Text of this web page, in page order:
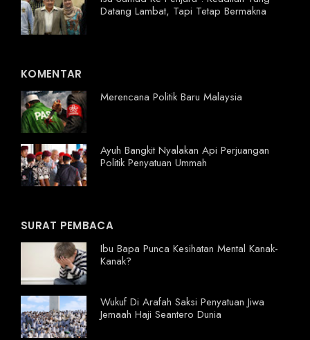
Datang Lambat, Tapi Tetap Bermakna
KOMENTAR
Merencana Politik Baru Malaysia
Ayuh Bangkit Nyalakan Api Perjuangan
Politik Penyatuan Ummah
SURAT PEMBACA
Ibu Bapa Punca Kesihatan Mental Kanak-
Kanak?
Wukuf Di Arafah Saksi Penyatuan Jiwa
Jemaah Haji Seantero Dunia